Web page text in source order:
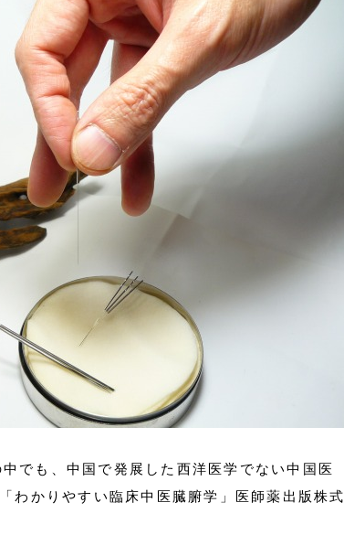
でも、中国で発展した西洋医学でない中国医
わかりやすい臨床中医臓腑学」医師薬出版株式